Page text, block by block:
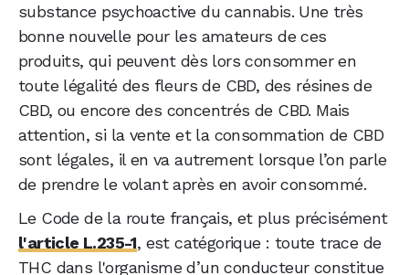
substance psychoactive du cannabis. Une très
bonne nouvelle pour les amateurs de ces
produits, qui peuvent dès lors consommer en
toute légalité des fleurs de CBD, des résines de
CBD, ou encore des concentrés de CBD. Mais
attention, si la vente et la consommation de CBD
sont légales, il en va autrement lorsque l’on parle
de prendre le volant après en avoir consommé.
Le Code de la route français, et plus précisément
l'article L.235-1, est catégorique : toute trace de
THC dans l'organisme d’un conducteur constitue